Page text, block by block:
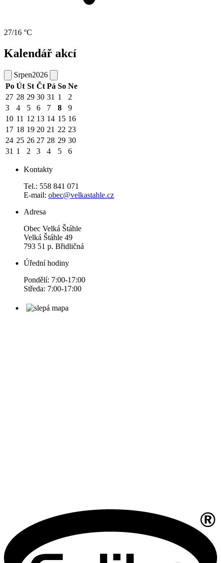
27/16 °C
Kalendář akcí
Srpen2026
Po Út St Čt Pá So Ne
27 28 29 30 31 1
2
3
4 5 6 7 8
9
10 11 12 13 14 15 16
17 18 19 20 21 22 23
24 25 26 27 28 29 30
31 1 2 3 4 5 6
Kontakty
Tel.: 558 841 071
E-mail: obec@velkastahle.cz
Adresa
Obec Velká Štáhle
Velká Štáhle 49
793 51 p. Břidličná
Úřední hodiny
Pondělí: 7:00-17:00
Středa: 7:00-17:00